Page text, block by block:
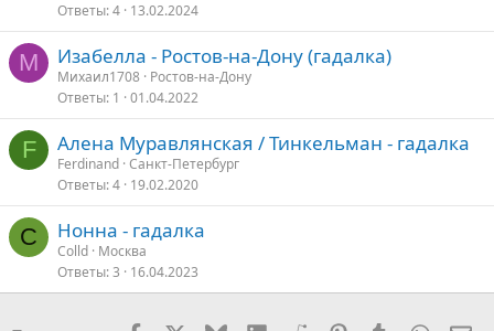
Ответы 4 13.02.2024
М Изабелла - Ростов-на-Дону (гадалка)
Михаил1708 Ростов-на-Дону
Ответы 1 01.04.2022
F Алена Муравлянская / Тинкельман - гадалка
Ferdinand Санкт-Петербург
Ответы 4 19.02.2020
C Нонна - гадалка
Colld Москва
Ответы 3 16.04.2023